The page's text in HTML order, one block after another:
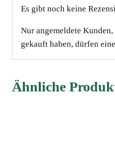
Es gibt noch keine
Nur angemeldete
gekauft haben, dürfen
Ähnliche